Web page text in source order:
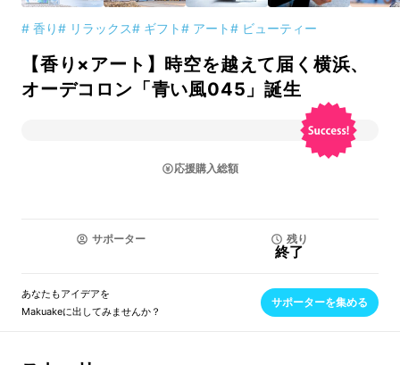
# 香り# リラックス# ギフト# アート# ビューティー
【香り×アート】時空を越えて届く横浜、
オーデコロン「青い風045」誕生
応援購入総額
サポーター 残り
終了
あなたもアイデアを
Makuakeに出してみませんか？
サポーターを集める